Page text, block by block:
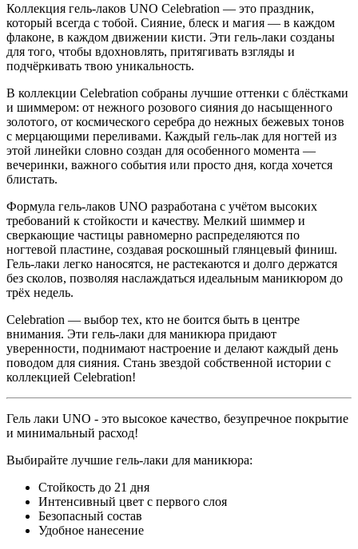
Коллекция гель-лаков UNO Celebration — это праздник,
который всегда с тобой. Сияние, блеск и магия — в каждом
флаконе, в каждом движении кисти. Эти гель-лаки созданы
для того, чтобы вдохновлять, притягивать взгляды и
подчёркивать твою уникальность.
В коллекции Celebration собраны лучшие оттенки с блёстками
и шиммером: от нежного розового сияния до насыщенного
золотого, от космического серебра до нежных бежевых тонов
с мерцающими переливами. Каждый гель-лак для ногтей из
этой линейки словно создан для особенного момента —
вечеринки, важного события или просто дня, когда хочется
блистать.
Формула гель-лаков UNO разработана с учётом высоких
требований к стойкости и качеству. Мелкий шиммер и
сверкающие частицы равномерно распределяются по
ногтевой пластине, создавая роскошный глянцевый финиш.
Гель-лаки легко наносятся, не растекаются и долго держатся
без сколов, позволяя наслаждаться идеальным маникюром до
трёх недель.
Celebration — выбор тех, кто не боится быть в центре
внимания. Эти гель-лаки для маникюра придают
уверенности, поднимают настроение и делают каждый день
поводом для сияния. Стань звездой собственной истории с
коллекцией Celebration!
Гель лаки UNO - это высокое качество, безупречное покрытие
и минимальный расход!
Выбирайте лучшие гель-лаки для маникюра:
Стойкость до 21 дня
Интенсивный цвет с первого слоя
Безопасный состав
Удобное нанесение